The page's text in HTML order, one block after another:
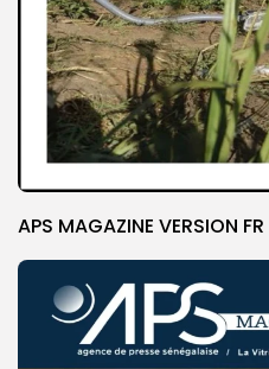
APS MAGAZINE VERSION FR